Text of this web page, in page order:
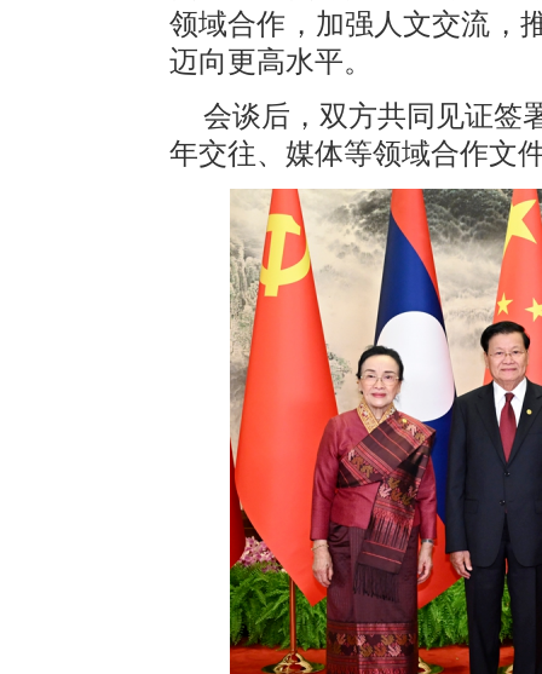
领域合作，加强人文交流，
迈向更高水平。
会谈后，双方共同见证签
年交往、媒体等领域合作文